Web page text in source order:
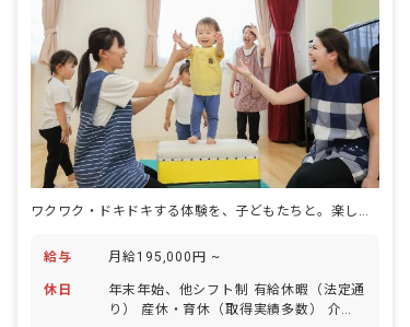
ワクワク・ドキドキする体験を、子どもたちと。楽しい毎日を一緒に。
給与 月給195,000円 ~
休日
年末年始、他シフト制 有給休暇（法定通
り） 産休・育休（取得実績多数） 介護